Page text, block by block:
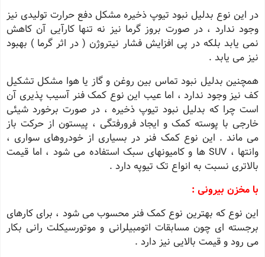
در این نوع بدلیل نبود تیوپ ذخیره مشکل دفع حرارت تولیدی نیز
وجود ندارد ، در صورت بروز گرما نیز نه تنها کارآیی آن کاهش
نمی یابد بلکه در پی افزایش فشار نیتروژن ( در اثر گرما ) بهبود
نیز می یابد .
همچنین بدلیل نبود تماس بین روغن و گاز یا هوا مشکل تشکیل
کف نیز وجود ندارد ، اما عیب این نوع کمک فنر آسیب پذیری آن
است چرا که بدلیل نبود تیوپ ذخیره ، در صورت برخورد شیئی
خارجی با پوسته کمک و ایجاد فرورفتگی ، پیستون از حرکت باز
می ماند . این نوع کمک فنر در بسیاری از خودروهای سواری ،
وانتها ، SUV ها و کامیونهای سبک استفاده می شود ، اما قیمت
بالاتری نسبت به انواع تک تیوپه دارد .
با مخزن بیرونی :
این نوع که بهترین نوع کمک فنر محسوب می شود ، برای کارهای
برجسته ای چون مسابقات اتومبیلرانی و موتورسیکلت رانی بکار
می رود و قیمت بالایی نیز دارد .